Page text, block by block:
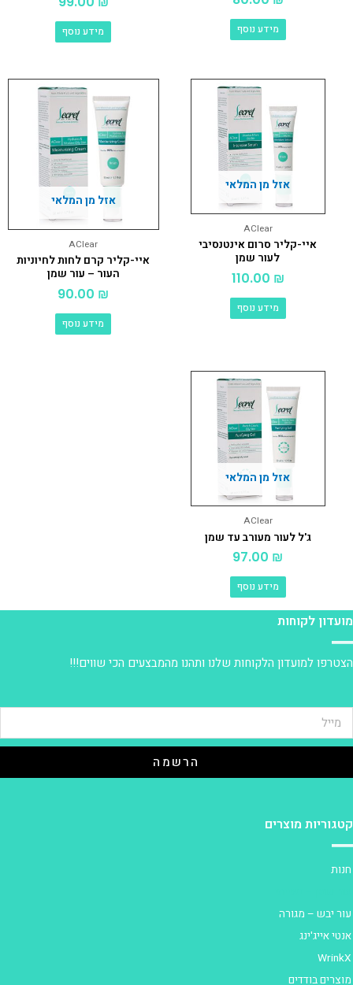
מידע נוסף מידע נוסף
אזל מן המלאי
AClear
איי-קליר סרום אינטנסיבי
לעור שמן
₪
110.00
מידע נוסף
אזל מן המלאי
AClear
איי-קליר קרם לחות לחיוניות
העור – עור שמן
₪
90.00
מידע נוסף
אזל מן המלאי
AClear
ג'ל לעור מעורב עד שמן
₪
97.00
מידע נוסף
לקוחות
למועדון הלקוחות שלנו ותהנו מהמבצעים הכי שווים!!!
הרשמה
מוצרים
יבש – מגורה
אייג'ינג
בודדים